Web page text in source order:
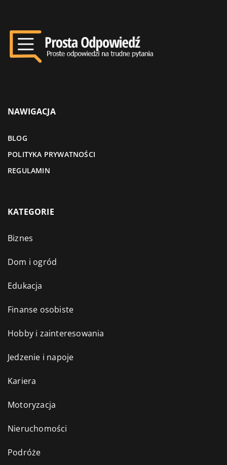
NAWIGACJA
BLOG
POLITYKA PRYWATNOŚCI
REGULAMIN
KATEGORIE
Biznes
Dom i ogród
Edukacja
Finanse osobiste
Hobby i zainteresowania
Jedzenie i napoje
Kariera
Motoryzacja
Nieruchomości
Podróże